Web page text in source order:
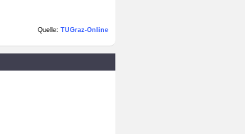
Quelle: TUGraz-Online